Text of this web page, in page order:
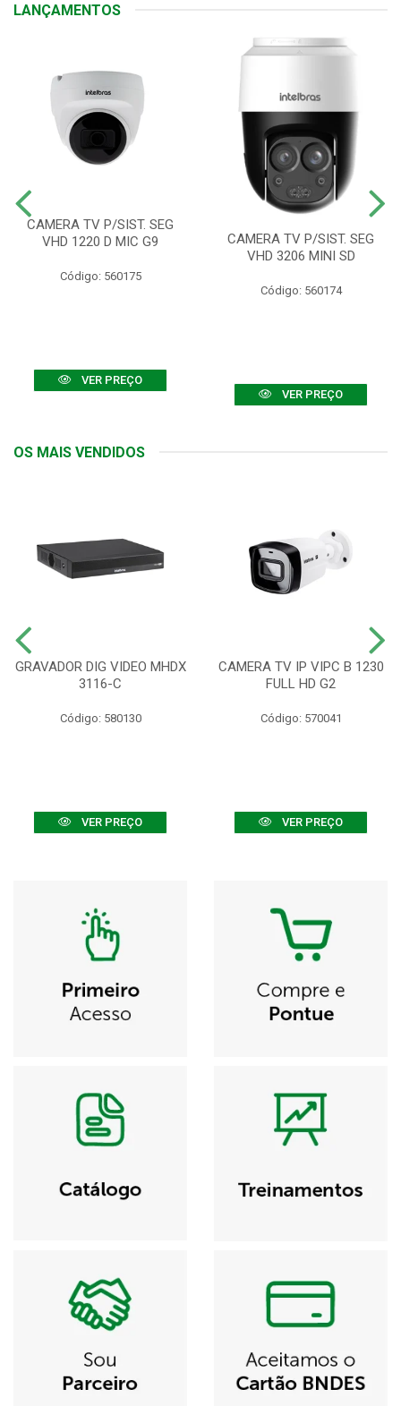
LANÇAMENTOS
CAMERA TV P/SIST. SEG
VHD 1220 D MIC G9
Código: 560175
VER PREÇO
CAMERA TV P/SIST. SEG
VHD 3206 MINI SD
Código: 560174
VER PREÇO
OS MAIS VENDIDOS
GRAVADOR DIG VIDEO MHDX
3116-C
Código: 580130
VER PREÇO
CAMERA TV IP VIPC B 1230
FULL HD G2
Código: 570041
VER PREÇO